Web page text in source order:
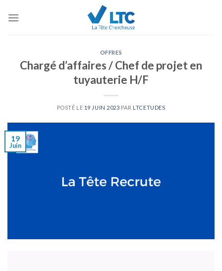
OFFRES
Chargé d’affaires / Chef de projet en
tuyauterie H/F
POSTÉ LE 19 JUIN 2023 PAR LTCETUDES
19
Juin